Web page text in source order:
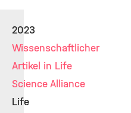
2023
Wissenschaftlicher
Artikel in Life
Science Alliance
Life